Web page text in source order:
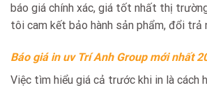
báo giá chính xác, giá tốt nhất thị
tôi cam kết bảo hành sản phẩm, đổi trả
Báo giá in uv Trí Anh Group mới nhất
Việc tìm hiểu giá cả trước khi in là cách